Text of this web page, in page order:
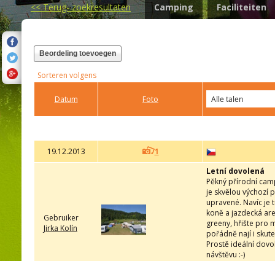
<<Terug- zoekresultaten Camping Faciliteiten
Beordeling toevoegen
Sorteren volgens
Datum Foto
19.12.2013 1
Gebruiker
Jirka Kolín
Letní dovolená
Pěkný přírodní
je skvělou výchozí
upravené. Navíc je
koně a jazdecká
greeny, hřište pro
pořádně nají i
Prostě ideální
návštěvu :-)